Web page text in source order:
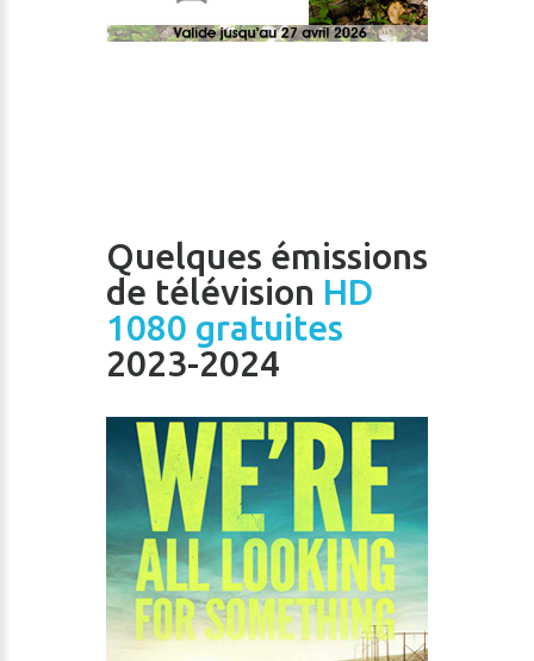
Quelques émissions
de télévision HD
1080 gratuites
2023-2024